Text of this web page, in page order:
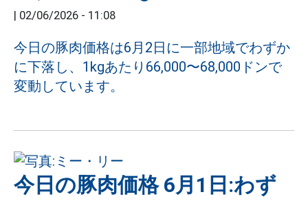
| 02/06/2026 - 11:08
今日の豚肉価格は6月2日に一部地域でわずか
に下落し、1kgあたり66,000〜68,000ドンで
変動しています。
今日の豚肉価格 6月1日:わず